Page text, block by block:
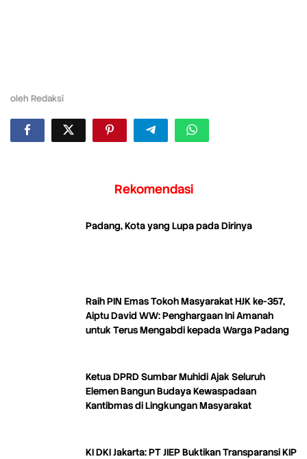
oleh Redaksi
Rekomendasi
Padang, Kota yang Lupa pada Dirinya
Raih PIN Emas Tokoh Masyarakat HJK ke-357,
Aiptu David WW: Penghargaan Ini Amanah
untuk Terus Mengabdi kepada Warga Padang
Ketua DPRD Sumbar Muhidi Ajak Seluruh
Elemen Bangun Budaya Kewaspadaan
Kantibmas di Lingkungan Masyarakat
KI DKI Jakarta: PT JIEP Buktikan Transparansi KIP